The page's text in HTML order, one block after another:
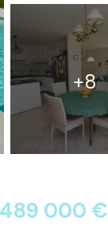
+8
489 000 €